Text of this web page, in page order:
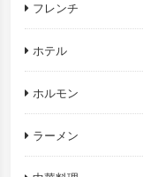
フレンチ
ホテル
ホルモン
ラーメン